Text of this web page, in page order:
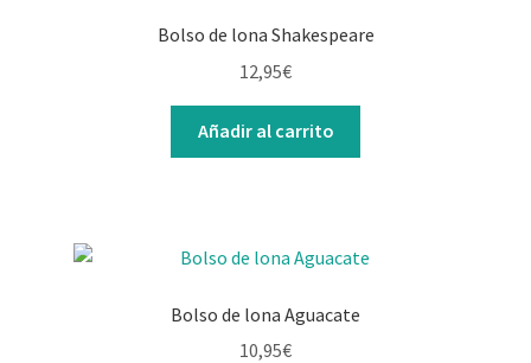
Bolso de lona Shakespeare
12,95€
Añadir al carrito
Bolso de lona Aguacate
10,95€